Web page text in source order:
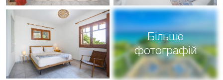
Більше
фотографій